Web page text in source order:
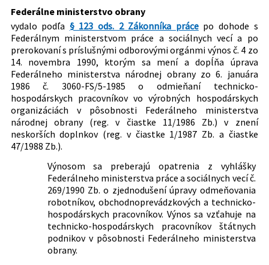
pôsobnosti Federálneho ministerstva národnej
obrany
Typ: Oznámenie
Dátum vyhlásenia: 17.12.1990
Autor: Federálne ministerstvo obrany
Právna oblasť:
Vojenské právo
Mzda, odmena za prácu
Nachádza sa v čiastke: 83/1990
Federálne ministerstvo obrany
vydalo podľa § 123 ods. 2 Zákonníka prácepo dohode s
Federálnym ministerstvom práce a sociálnych vecí a po
prerokovaní s príslušnými odborovými orgánmi výnos č. 4 zo
14. novembra 1990, ktorým sa mení a dopĺňa úprava
Federálneho ministerstva národnej obrany zo 6. januára
1986 č. 3060-FS/5-1985 o odmieňaní technicko-
hospodárskych pracovníkov vo výrobných hospodárskych
organizáciách v pôsobnosti Federálneho ministerstva
národnej obrany (reg. v čiastke 11/1986 Zb.) v znení
neskorších doplnkov (reg. v čiastke 1/1987 Zb. a čiastke
47/1988 Zb.).
Výnosom sa preberajú opatrenia z vyhlášky
Federálneho ministerstva práce a sociálnych vecí č.
269/1990 Zb. o zjednodušení úpravy odmeňovania
robotníkov, obchodnoprevádzkových a technicko-
hospodárskych pracovníkov. Výnos sa vzťahuje na
technicko-hospodárskych pracovníkov štátnych
podnikov v pôsobnosti Federálneho ministerstva
obrany.